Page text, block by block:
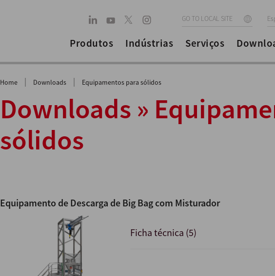
GO TO LOCAL SITE
Produtos Indústrias Serviços
Home | Downloads | Equipamentos para sólidos
Downloads »
sólidos
Equipamento de Descarga de Big Bag com Misturador
Ficha técnica (5)